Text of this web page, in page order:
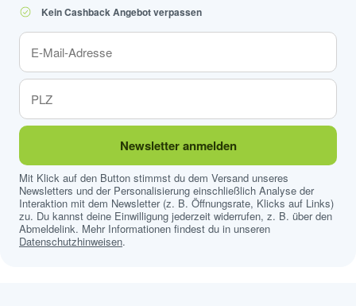
Kein Cashback Angebot verpassen
Newsletter anmelden
Mit Klick auf den Button stimmst du dem Versand unseres
Newsletters und der Personalisierung einschließlich Analyse der
Interaktion mit dem Newsletter (z. B. Öffnungsrate, Klicks auf Links)
zu. Du kannst deine Einwilligung jederzeit widerrufen, z. B. über den
Abmeldelink. Mehr Informationen findest du in unseren
Datenschutzhinweisen.